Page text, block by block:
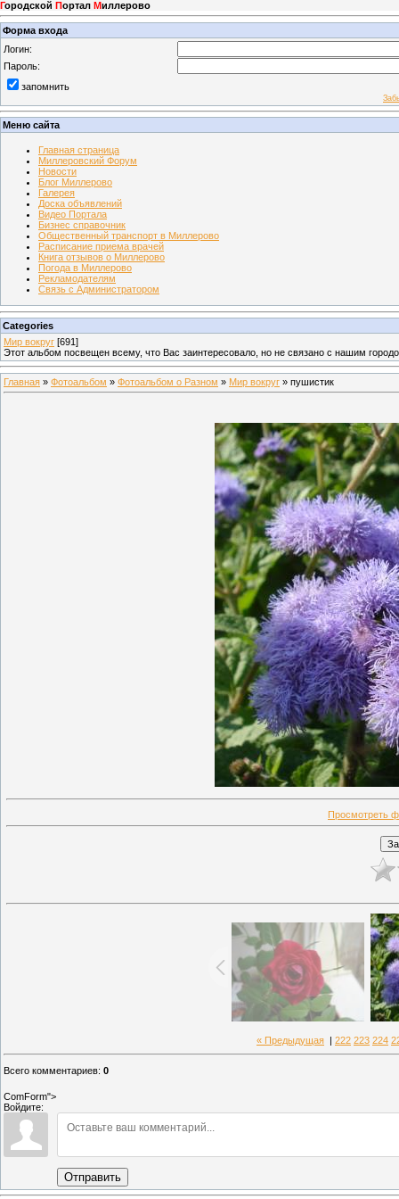
Городской Портал Миллерово
Форма входа
Логин:
Пароль:
запомнить
Меню сайта
Главная страница
Миллеровский Форум
Новости
Блог Миллерово
Галерея
Доска объявлений
Видео Портала
Бизнес справочник
Общественный транспорт в Миллерово
Расписание приема врачей
Книга отзывов о Миллерово
Погода в Миллерово
Рекламодателям
Связь с Администратором
Categories
Мир вокруг [691]
Этот альбом посвещен всему, что Вас заинтересовало, но не связано с нашим
Главная » Фотоальбом » Фотоальбом о Разном » Мир вокруг » пушистик
Просмотреть
« Предыдущая 222 223 224
Всего комментариев: 0
ComForm">
Войдите:
Отправить